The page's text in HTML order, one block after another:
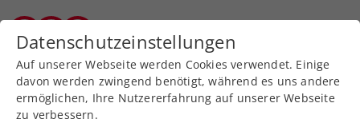
Zurück zur Newsübersicht
Datenschutzeinstellungen
Auf unserer Webseite werden Cookies verwendet. Einige
davon werden zwingend benötigt, während es uns andere
ermöglichen, Ihre Nutzererfahrung auf unserer Webseite
zu verbessern.